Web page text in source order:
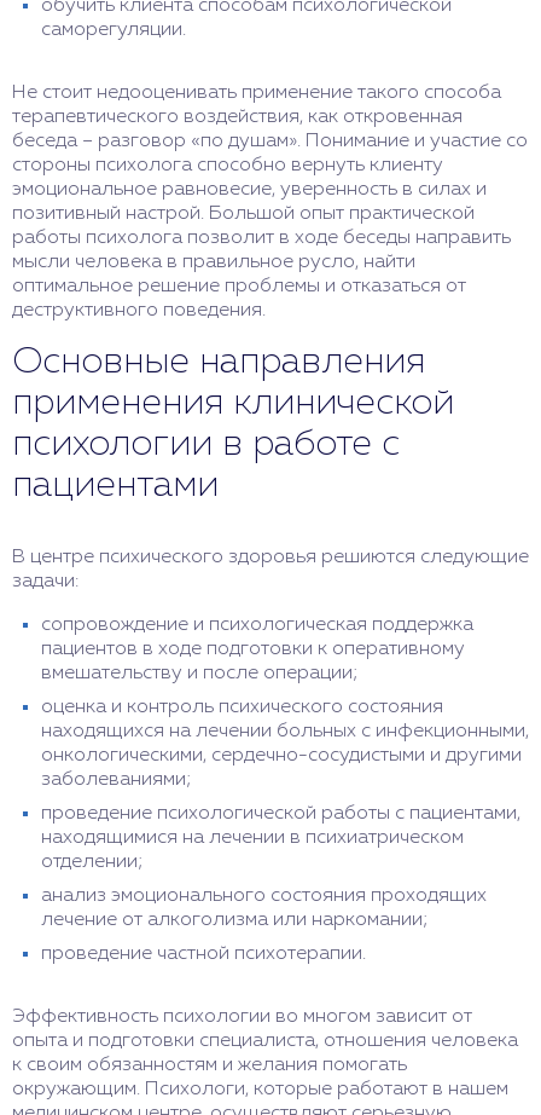
обучить клиента способам психологической
саморегуляции.
Не стоит недооценивать применение такого способа
терапевтического воздействия, как откровенная
беседа – разговор «по душам». Понимание и участие со
стороны психолога способно вернуть клиенту
эмоциональное равновесие, уверенность в силах и
позитивный настрой. Большой опыт практической
работы психолога позволит в ходе беседы направить
мысли человека в правильное русло, найти
оптимальное решение проблемы и отказаться от
деструктивного поведения.
Основные направления
применения клинической
психологии в работе с
пациентами
В центре психического здоровья решиются следующие
задачи:
сопровождение и психологическая поддержка
пациентов в ходе подготовки к оперативному
вмешательству и после операции;
оценка и контроль психического состояния
находящихся на лечении больных с инфекционными,
онкологическими, сердечно-сосудистыми и другими
заболеваниями;
проведение психологической работы с пациентами,
находящимися на лечении в психиатрическом
отделении;
анализ эмоционального состояния проходящих
лечение от алкоголизма или наркомании;
проведение частной психотерапии.
Эффективность психологии во многом зависит от
опыта и подготовки специалиста, отношения человека
к своим обязанностям и желания помогать
окружающим. Психологи, которые работают в нашем